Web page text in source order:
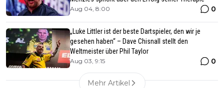
Aug 04, 8:00 0
„Luke Littler ist der beste Dartspieler, den wir je
gesehen haben“ – Dave Chisnall stellt den
Weltmeister über Phil Taylor
Aug 03, 9:15 0
Mehr Artikel